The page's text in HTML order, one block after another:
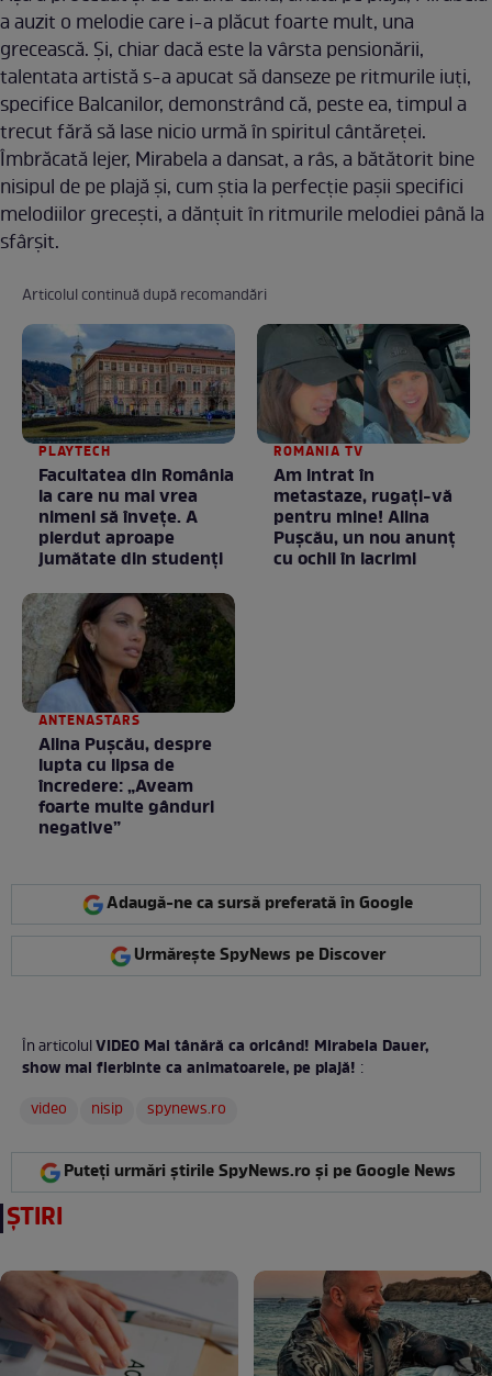
a auzit o melodie care i-a plăcut foarte mult, una
grecească. Și, chiar dacă este la vârsta pensionării,
talentata artistă s-a apucat să danseze pe ritmurile iuți,
specifice Balcanilor, demonstrând că, peste ea, timpul a
trecut fără să lase nicio urmă în spiritul cântăreței.
Îmbrăcată lejer, Mirabela a dansat, a râs, a bătătorit bine
nisipul de pe plajă și, cum știa la perfecție pașii specifici
melodiilor grecești, a dănțuit în ritmurile melodiei până la
sfârșit.
Articolul continuă după recomandări
PLAYTECH
Facultatea din România
la care nu mai vrea
nimeni să înveţe. A
pierdut aproape
jumătate din studenţi
ROMANIA TV
Am intrat în
metastaze, rugaţi-vă
pentru mine! Alina
Puşcău, un nou anunţ
cu ochii în lacrimi
ANTENASTARS
Alina Pușcău, despre
lupta cu lipsa de
încredere: „Aveam
foarte multe gânduri
negative”
Adaugă-ne ca sursă preferată în Google
Urmărește SpyNews pe Discover
În articolulVIDEO Mai tânără ca oricând! Mirabela Dauer,
show mai fierbinte ca animatoarele, pe plajă! :
video
nisip spynews.ro
Puteți urmări știrile SpyNews.ro și pe Google News
ȘTIRI